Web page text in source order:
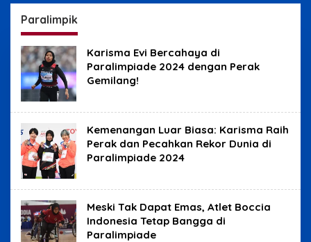
Yudisial
Benjolan
Paralimpik
Karisma Evi Bercahaya di
Paralimpiade 2024 dengan Perak
Gemilang!
Kemenangan Luar Biasa: Karisma Raih
Perak dan Pecahkan Rekor Dunia di
Paralimpiade 2024
Meski Tak Dapat Emas, Atlet Boccia
Indonesia Tetap Bangga di
Paralimpiade